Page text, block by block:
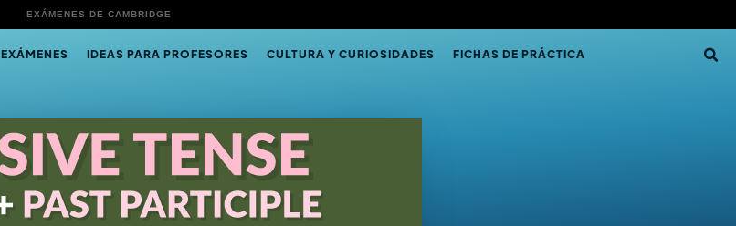
EXÁMENES DE CAMBRIDGE
EXÁMENES IDEAS PARA PROFESORES CULTURA Y CURIOSIDADES FICHAS DE PRÁCTICA